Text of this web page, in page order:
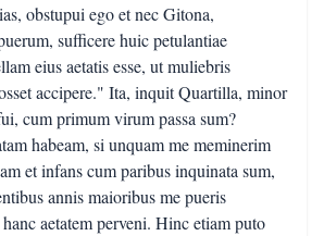
obstupui ego et nec Gitona,
sufficere huic petulantiae
eius aetatis esse, ut muliebris
accipere." Ita, inquit Quartilla, minor
cum primum virum passa sum?
habeam, si unquam me meminerim
et infans cum paribus inquinata sum,
annis maioribus me pueris
aetatem perveni. Hinc etiam puto